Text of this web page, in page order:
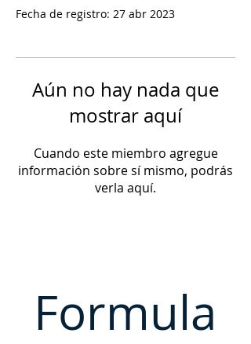
Fecha de registro: 27 abr 2023
Aún no hay nada que
mostrar aquí
Cuando este miembro agregue
información sobre sí mismo, podrás
verla aquí.
Formula